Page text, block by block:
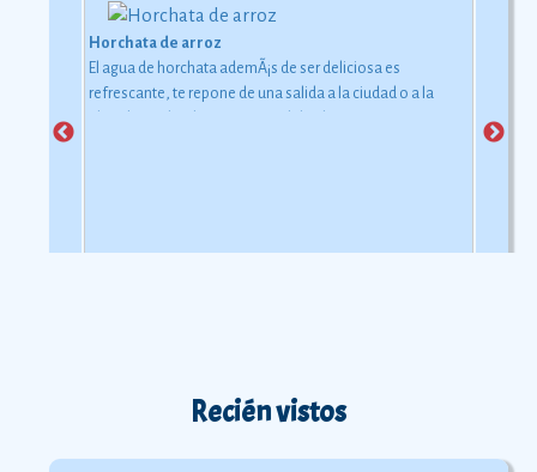
Horchata de arroz
El agua de horchata ademÃ¡s de ser deliciosa es
refrescante, te repone de una salida a la ciudad o a la
Recién vistos